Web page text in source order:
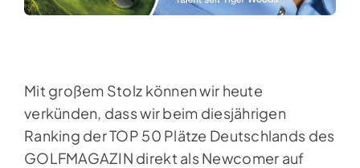
Mit großem Stolz können wir heute
verkünden, dass wir beim diesjährigen
Ranking der TOP 50 Plätze Deutschlands des
GOLFMAGAZIN direkt als Newcomer auf